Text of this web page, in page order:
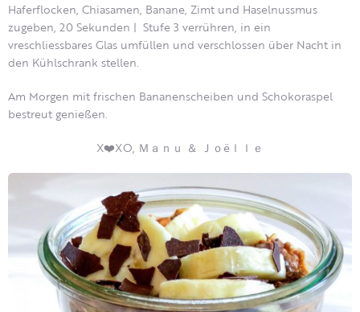
Haferflocken, Chiasamen, Banane, Zimt und Haselnussmus
zugeben, 20 Sekunden | Stufe 3 verrühren, in ein
vreschliessbares Glas umfüllen und verschlossen über Nacht in
den Kühlschrank stellen.
Am Morgen mit frischen Bananenscheiben und Schokoraspel
bestreut genießen.
X❤️XO, Ｍａｎｕ ＆ Ｊｏëｌｌｅ